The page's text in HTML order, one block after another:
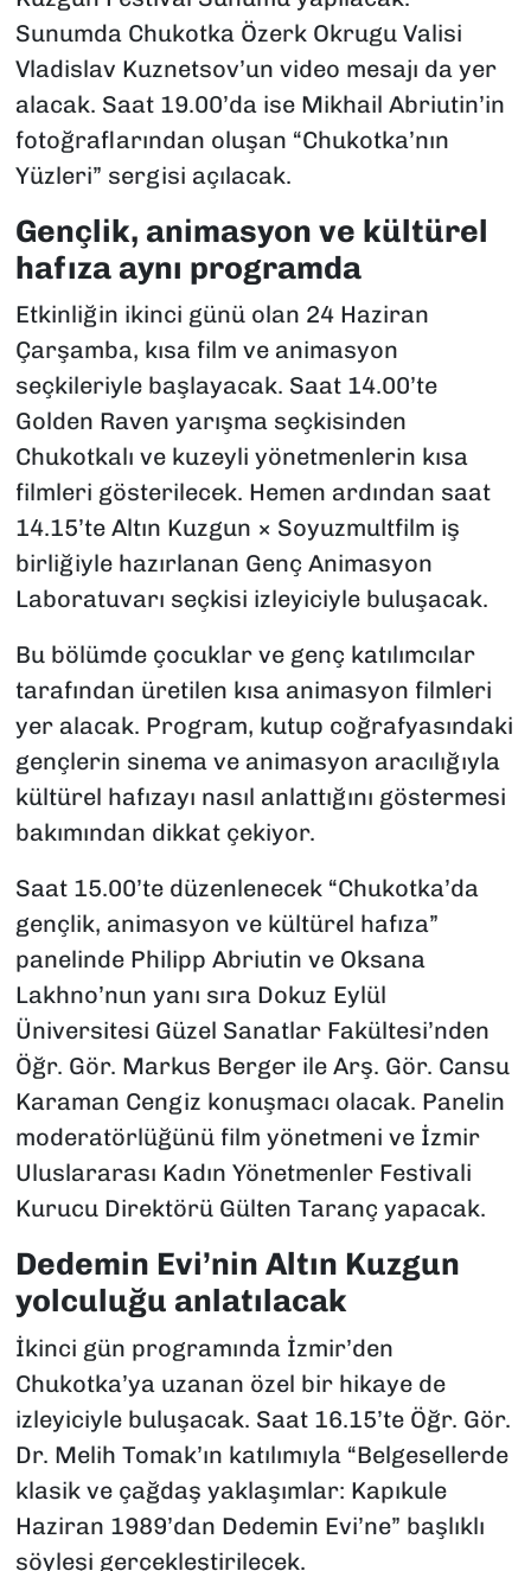
Sunumda Chukotka Özerk Okrugu Valisi
Vladislav Kuznetsov’un video mesajı da yer
alacak. Saat 19.00’da ise Mikhail Abriutin’in
fotoğraflarından oluşan “Chukotka’nın
Yüzleri” sergisi açılacak.
Gençlik, animasyon ve kültürel
hafıza aynı programda
Etkinliğin ikinci günü olan 24 Haziran
Çarşamba, kısa film ve animasyon
seçkileriyle başlayacak. Saat 14.00’te
Golden Raven yarışma seçkisinden
Chukotkalı ve kuzeyli yönetmenlerin kısa
filmleri gösterilecek. Hemen ardından saat
14.15’te Altın Kuzgun × Soyuzmultfilm iş
birliğiyle hazırlanan Genç Animasyon
Laboratuvarı seçkisi izleyiciyle buluşacak.
Bu bölümde çocuklar ve genç katılımcılar
tarafından üretilen kısa animasyon filmleri
yer alacak. Program, kutup coğrafyasındaki
gençlerin sinema ve animasyon aracılığıyla
kültürel hafızayı nasıl anlattığını göstermesi
bakımından dikkat çekiyor.
Saat 15.00’te düzenlenecek “Chukotka’da
gençlik, animasyon ve kültürel hafıza”
panelinde Philipp Abriutin ve Oksana
Lakhno’nun yanı sıra Dokuz Eylül
Üniversitesi Güzel Sanatlar Fakültesi’nden
Öğr. Gör. Markus Berger ile Arş. Gör. Cansu
Karaman Cengiz konuşmacı olacak. Panelin
moderatörlüğünü film yönetmeni ve İzmir
Uluslararası Kadın Yönetmenler Festivali
Kurucu Direktörü Gülten Taranç yapacak.
Dedemin Evi’nin Altın Kuzgun
yolculuğu anlatılacak
İkinci gün programında İzmir’den
Chukotka’ya uzanan özel bir hikaye de
izleyiciyle buluşacak. Saat 16.15’te Öğr. Gör.
Dr. Melih Tomak’ın katılımıyla “Belgesellerde
klasik ve çağdaş yaklaşımlar: Kapıkule
Haziran 1989’dan Dedemin Evi’ne” başlıklı
söyleşi gerçekleştirilecek.